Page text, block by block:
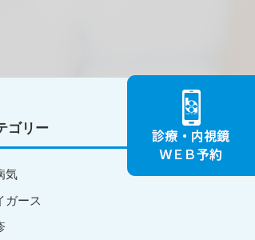
ゴリー
気
ガース